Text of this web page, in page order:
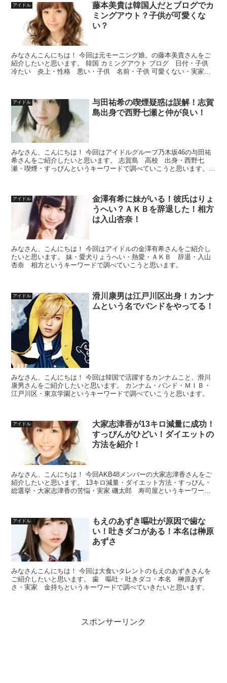
アイドル
藤本美貴は韓国人だとブログでカ
ミングアウト？子供が可愛くな
い？
みなさんこんにちは！ 今回は元モーニング娘。の藤本美貴さんをご
紹介したいと思います。 韓国 カミングアウト ブログ 日付・子供
冷たい 炎上・性格 悪い・子供 名前・子供 可愛くない・実家
アイドル
与田祐希の喫煙疑惑は誤解！志賀
島出身で西野七瀬と仲が良い！
みなさん、こんにちは！ 今回はアイドルグループ乃木坂46の与田祐
希さんをご紹介したいと思います。 志賀島 高校 出身・西野七
瀬・喫煙・すっぴんというキーワードで調べていこうと思います。
アイドル
金澤有希に妹がいる！彼氏はりょ
うへい？ＡＫＢを辞退した！相方
は入山杏奈！
みなさん、こんにちは！ 今回はアイドルの金澤有希さんをご紹介し
たいと思います。 妹・愛犬りょうへい・熱愛・ＡＫＢ 辞退・入山
杏奈 相方というキーワードで調べていこうと思います。
アイドル
滑川康男は江戸川区出身！カンナ
ムという名でバンドをやってる！
みなさん、こんにちは！ 今回は韓国で活躍するカンナムこと、滑川
康男さんをご紹介したいと思います。 カンナム・バンド・ＭＩＢ・
江戸川区・東京学園というキーワードで調べていこうと思います。
アイドル
大家志津香が13キロ減量に成功！
すっぴんがひどい！ダイエットの
方法を紹介！
みなさん、こんにちは！ 今回AKB48メンバーの大家志津香さんをご
紹介したいと思います。 13キロ減量・ダイエット方法・すっぴん・
総選挙・大家志津香の苦悩・実家 磯太郎 寿司屋というキーワード
アイドル
もえのあずき嘔吐が原因で歯な
い！吐きダコがある！本名は榊原
あずさ
みなさんこんにちは！ 今回は大食いタレントのもえのあずきさんを
ご紹介したいと思います。 歯 嘔吐・吐きダコ・本名 榊原あず
さ・実家 金持ちというキーワードで調べていきたいと思います。
スポンサーリンク